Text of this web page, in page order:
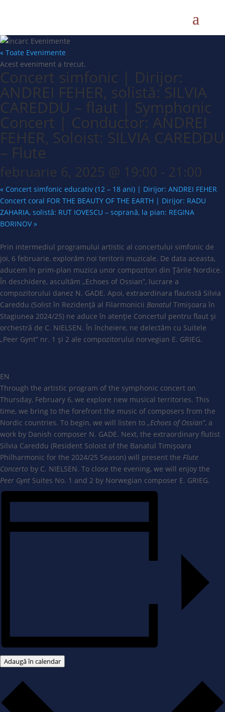
« Toate Evenimente
Acest eveniment a trecut.
Concert simfonic | Dirijor:
ANDREI FEHER, solistă: SILVIA
CAREDDU – flaut | Symphonic
Concert | Conductor: ANDREI
FEHER, Soloist: SILVIA CAREDDU
– Flute
februarie 6, 2025 @ 19:00 - 21:00
« Concert simfonic educativ (12 – 18 ani) | Dirijor: ANDREI FEHER
Concert coral FOR THE BEAUTY OF THE EARTH | Dirijor: RADU
ZAHARIA, solistă: RUT IOVESCU – soprană, la pian: REGINA
BORINOV»
Prin intermediul programului artistic al concertului simfonic de
joi, 6 februarie, explorăm noi teritorii muzicale. De data aceasta,
aducem în prim-plan muzica unor compozitori din Țările Nordice.
În deschidere, ascultăm „Echoes of Ossian”, lucrare a
compozitorului danez N. GADE. Apoi, extraordinara flautistă Silvia
Careddu (Solist în Rezidență al Filarmonicii Banatul Timișoara în
Stagiunea 2024/25) ne aduce în atenție Concertul pentru flaut și
orchestră de C. NIELSEN. În încheiere, ne delectăm cu Suitele
„Peer Gynt” nr. 1 și 2 ale compozitorului norvegian E. GRIEG.
EN
Through the artistic program of the symphonic concert on
Thursday, February 6, we explore new musical territories. This
time, we bring to the forefront the music of composers from the
Nordic countries. To begin, we will listen to „Echoes of Ossian”, a
work by Danish composer N. GADE. Next, the extraordinary flutist
Silvia Careddu (Resident Soloist of the Banatul Timișoara
Philharmonic for the 2024/25 Season) will present the Flute
Concerto by C. NIELSEN. To close the evening, we will enjoy the
Peer Gynt Suites No. 1 and 2 by Norwegian composer E. GRIEG.
Adaugă în calendar